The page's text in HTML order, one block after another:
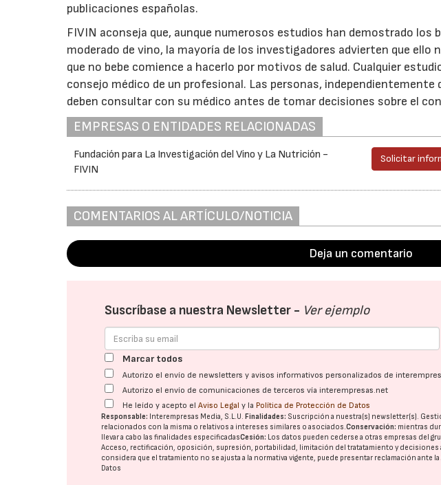
publicaciones españolas.
FIVIN aconseja que, aunque numerosos estudios han demostrado los
moderado de vino, la mayoría de los investigadores advierten que ello
que no bebe comience a hacerlo por motivos de salud. Cualquier
consejo médico de un profesional. Las personas, independientemente
deben consultar con su médico antes de tomar decisiones sobre el
EMPRESAS O ENTIDADES RELACIONADAS
Fundación para La Investigación del Vino y La Nutrición -
FIVIN
Solicitar
COMENTARIOS AL ARTÍCULO/NOTICIA
Deja un comentario
Suscríbase a nuestra Newsletter - Ver ejemplo
Marcar todos
Autorizo el envío de newsletters y avisos informativos personalizados de
Autorizo el envío de comunicaciones de terceros vía interempresas.net
He leído y acepto elAviso Legal y la Política de Protección de Datos
Responsable: Interempresas Media, S.L.U. Finalidades: Suscripción a nuestra(s) newsletter(s).
relacionados con la misma o relativos a intereses similares o asociados.Conservación: mientras
llevar a cabo las finalidades especificadasCesión: Los datos pueden cederse a otras empresas del
Acceso, rectificación, oposición, supresión, portabilidad, limitación del tratatamiento y decisiones
considera que el tratamiento no se ajusta a la normativa vigente, puede presentar reclamación ante la
Datos